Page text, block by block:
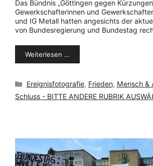
Das Bündnis „Göttingen gegen
Gewerkschafterinnen und
und IG Metall hatten angesichts der
von Bundesregierung und Bundestag
Weiterlesen …
Kategorien
Ereignisfotografie, Frieden, Mensch &
Schluss - BITTE ANDERE RUBRIK